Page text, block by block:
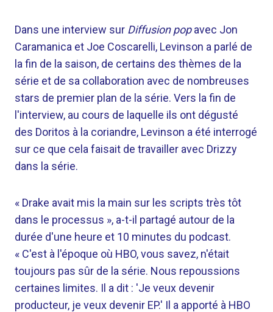
Dans une interview sur Diffusion popavec Jon
Caramanica et Joe Coscarelli, Levinson a parlé de
la fin de la saison, de certains des thèmes de la
série et de sa collaboration avec de nombreuses
stars de premier plan de la série. Vers la fin de
l'interview, au cours de laquelle ils ont dégusté
des Doritos à la coriandre, Levinson a été interrogé
sur ce que cela faisait de travailler avec Drizzy
dans la série.
« Drake avait mis la main sur les scripts très tôt
dans le processus », a-t-il partagé autour de la
durée d'une heure et 10 minutes du podcast.
« C'est à l'époque où HBO, vous savez, n'était
toujours pas sûr de la série. Nous repoussions
certaines limites. Il a dit : 'Je veux devenir
producteur, je veux devenir EP.' Il a apporté à HBO